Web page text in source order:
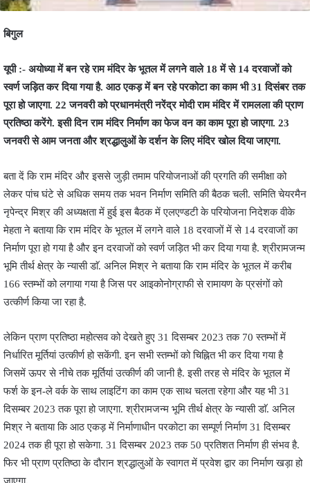
बिगुल
यूपी :- अयोध्‍या में बन रहे राम मंदिर के भूतल में लगने वाले 18 में से 14 दरवाजों को
स्‍वर्ण जड़ि‍त कर दिया गया है. आठ एकड़ में बन रहे परकोटा का काम भी 31 दिसंबर तक
पूरा हो जाएगा. 22 जनवरी को प्रधानमंत्री नरेंद्र मोदी राम मंदिर में रामलला की प्राण
प्रतिष्ठा करेंगे. इसी दिन राम मंदिर निर्माण का फेज वन का काम पूरा हो जाएगा. 23
जनवरी से आम जनता और श्रद्धालुओं के दर्शन के लिए मंदिर खोल दिया जाएगा.
बता दें कि राम मंदिर और इससे जुड़ी तमाम परियोजनाओं की प्रगति की समीक्षा को
लेकर पांच घंटे से अधिक समय तक भवन निर्माण समिति की बैठक चली. समिति चेयरमैन
नृपेन्द्र मिश्र की अध्यक्षता में हुई इस बैठक में एलएण्डटी के परियोजना निदेशक वीके
मेहता ने बताया कि राम मंदिर के भूतल में लगने वाले 18 दरवाजों में से 14 दरवाजों का
निर्माण पूरा हो गया है और इन दरवाजों को स्वर्ण जड़ित भी कर दिया गया है. श्रीरामजन्म
भूमि तीर्थ क्षेत्र के न्यासी डाॅ. अनिल मिश्र ने बताया कि राम मंदिर के भूतल में करीब
166 स्तम्भों को लगाया गया है जिस पर आइकोनोग्राफी से रामायण के प्रसंगों को
उत्कीर्ण किया जा रहा है.
लेकिन प्राण प्रतिष्ठा महोत्सव को देखते हुए 31 दिसम्बर 2023 तक 70 स्तम्भों में
निर्धारित मूर्तियां उत्कीर्ण हो सकेंगी. इन सभी स्तम्भों को चिह्नित भी कर दिया गया है
जिसमें ऊपर से नीचे तक मूर्तियां उत्कीर्ण की जानी है. इसी तरह से मंदिर के भूतल में
फर्श के इन-ले वर्क के साथ लाइटिंग का काम एक साथ चलता रहेगा और यह भी 31
दिसम्बर 2023 तक पूरा हो जाएगा. श्रीरामजन्म भूमि तीर्थ क्षेत्र के न्यासी डाॅ. अनिल
मिश्र ने बताया कि आठ एकड़ में निर्माणाधीन परकोटा का सम्पूर्ण निर्माण 31 दिसम्बर
2024 तक ही पूरा हो सकेगा. 31 दिसम्बर 2023 तक 50 प्रतिशत निर्माण ही संभव है.
फिर भी प्राण प्रतिष्ठा के दौरान श्रद्धालुओं के स्वागत में प्रवेश द्वार का निर्माण खड़ा हो